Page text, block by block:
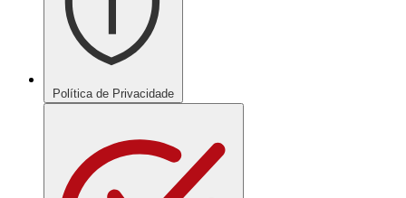
Política de Privacidade